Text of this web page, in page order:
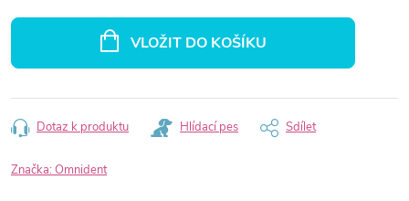
VLOŽIT DO KOŠÍKU
Dotaz k produktu Hlídací pes Sdílet
Značka: Omnident